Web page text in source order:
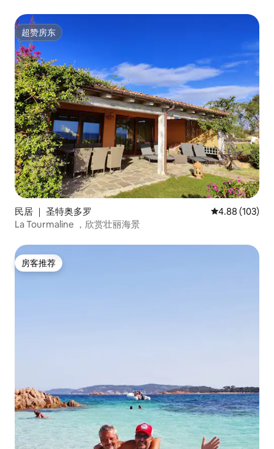
超赞房东
超赞房东
民居 ｜ 圣特奥多罗 平均评分 4.88
4.88 (103)
La Tourmaline ，欣赏壮丽海景
房客推荐
房客推荐